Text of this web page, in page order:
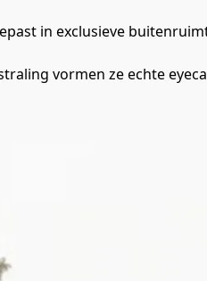
in exclusieve
vormen ze echte